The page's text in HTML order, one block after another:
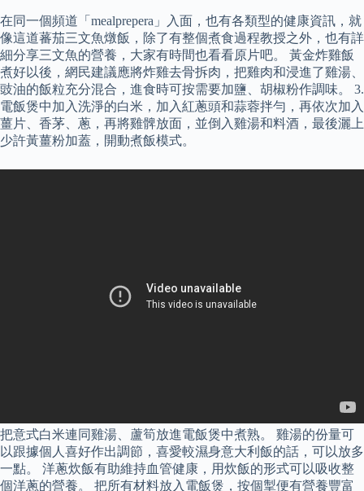
在同一個頻道「mealprepera」入面，也有各類型的健康資訊，就
像這道蕃茄三文魚燉飯，除了有整個煮食過程教授之外，也有詳
細分享三文魚的營養，大家有時間也看看原片吧。 黃金炸雞飯
煮好以後，網民建議應將炸雞去骨拆肉，把雞肉和浸進了雞湯、
豉油的飯粒充分混合，進食時可按需要加鹽、胡椒粉作調味。 3.
電飯煲中加入洗淨的白米，加入紅蔥頭和蒜蓉拌勻，再依次加入
薑片、香茅、蔥，再將雞髀放面，並倒入雞湯和料酒，最後灑上
少許黃薑粉加蓋，開動煮飯模式。
把意式白米連同雞湯、蘆筍放進電飯煲中煮熟。 雞湯的份量可
以跟據個人喜好作出調節，喜愛較濕身意大利飯的話，可以放多
一點。 洋蔥炊飯有助維持血管健康，用炊飯的形式可以吸收整
個洋蔥的營養。 把所有材料放入電飯煲，按個掣便有營養豐富